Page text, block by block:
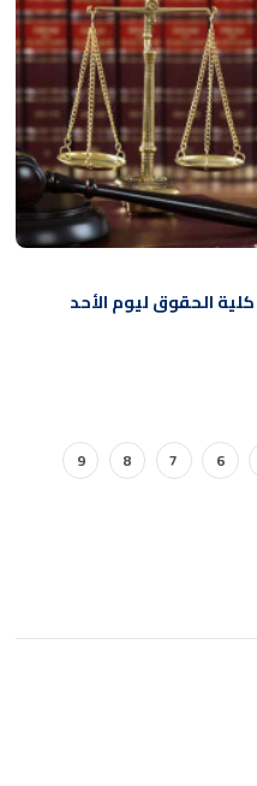
جدول توزيع القاعات الامتحانية في كلية الحقوق ليوم الأحد
6
7
8
9